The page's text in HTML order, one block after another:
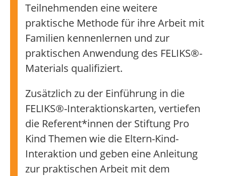
Teilnehmenden eine weitere
praktische Methode für ihre Arbeit mit
Familien kennenlernen und zur
praktischen Anwendung des FELIKS®-
Materials qualifiziert.
Zusätzlich zu der Einführung in die
FELIKS®-Interaktionskarten, vertiefen
die Referent*innen der Stiftung Pro
Kind Themen wie die Eltern-Kind-
Interaktion und geben eine Anleitung
zur praktischen Arbeit mit dem